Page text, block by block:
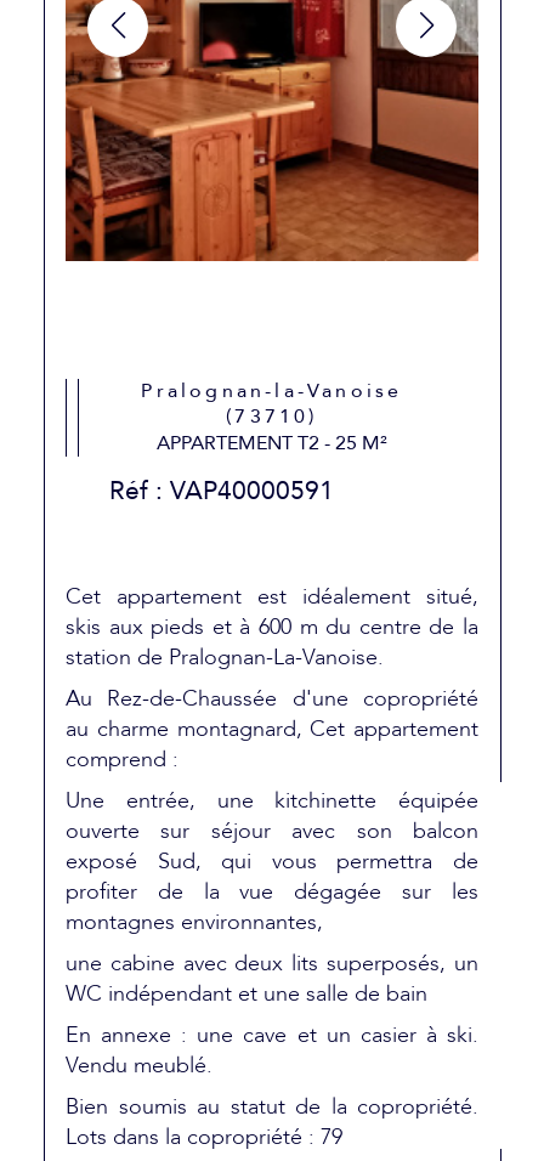
Pralognan-la-Vanoise
(73710)
APPARTEMENT T2 - 25 M²
Réf : VAP40000591
Cet appartement est idéalement situé,
skis aux pieds et à 600 m du centre de la
station de Pralognan-La-Vanoise.
Au Rez-de-Chaussée d'une copropriété
au charme montagnard, Cet appartement
comprend :
Une entrée, une kitchinette équipée
ouverte sur séjour avec son balcon
exposé Sud, qui vous permettra de
profiter de la vue dégagée sur les
montagnes environnantes,
une cabine avec deux lits superposés, un
WC indépendant et une salle de bain
En annexe : une cave et un casier à ski.
Vendu meublé.
Bien soumis au statut de la copropriété.
Lots dans la copropriété : 79